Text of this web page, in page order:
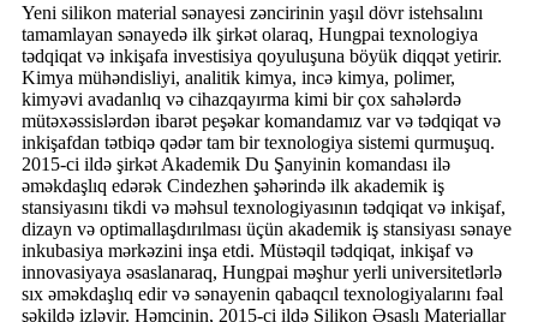
Yeni silikon material sənayesi zəncirinin yaşıl dövr istehsalını
tamamlayan sənayedə ilk şirkət olaraq, Hungpai texnologiya
tədqiqat və inkişafa investisiya qoyuluşuna böyük diqqət yetirir.
Kimya mühəndisliyi, analitik kimya, incə kimya, polimer,
kimyəvi avadanlıq və cihazqayırma kimi bir çox sahələrdə
mütəxəssislərdən ibarət peşəkar komandamız var və tədqiqat və
inkişafdan tətbiqə qədər tam bir texnologiya sistemi qurmuşuq.
2015-ci ildə şirkət Akademik Du Şanyinin komandası ilə
əməkdaşlıq edərək Cindezhen şəhərində ilk akademik iş
stansiyasını tikdi və məhsul texnologiyasının tədqiqat və inkişaf,
dizayn və optimallaşdırılması üçün akademik iş stansiyası sənaye
inkubasiya mərkəzini inşa etdi. Müstəqil tədqiqat, inkişaf və
innovasiyaya əsaslanaraq, Hungpai məşhur yerli universitetlərlə
sıx əməkdaşlıq edir və sənayenin qabaqcıl texnologiyalarını fəal
şəkildə izləyir. Həmçinin, 2015-ci ildə Silikon Əsaslı Materiallar